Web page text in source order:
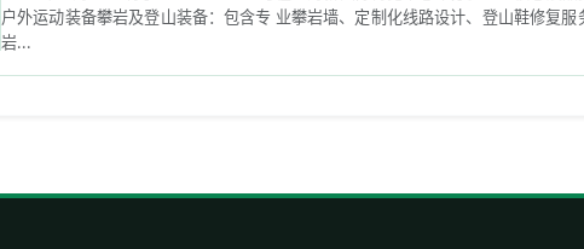
户外运动装备‌攀岩及登山装备：包含专 业攀岩墙、定制化线路设计、登山鞋修复服
岩...